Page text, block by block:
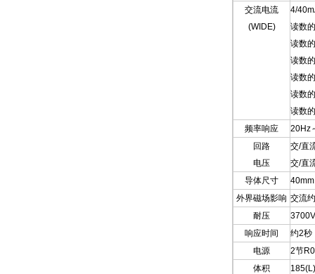
交流电流
(WIDE)
4/
读数
读数
读数
读数
读数
读数
频率响应
20Hz
回路
电压
交/直
交/直
导体尺寸
40mm
外界磁场影响 交流
耐压
响应时间
约2秒
电源
2节
体积